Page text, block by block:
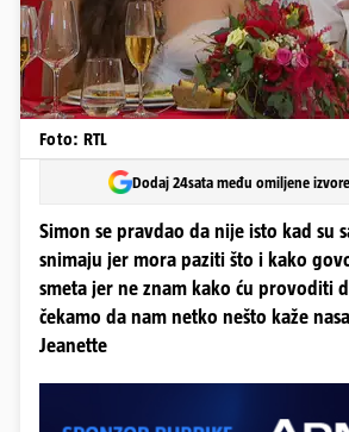
Foto: RTL
Dodaj 24sata među omiljene
Simon se pravdao da nije isto kad su
snimaju jer mora paziti što i kako
smeta jer ne znam kako ću provoditi
čekamo da nam netko nešto kaže
Jeanette